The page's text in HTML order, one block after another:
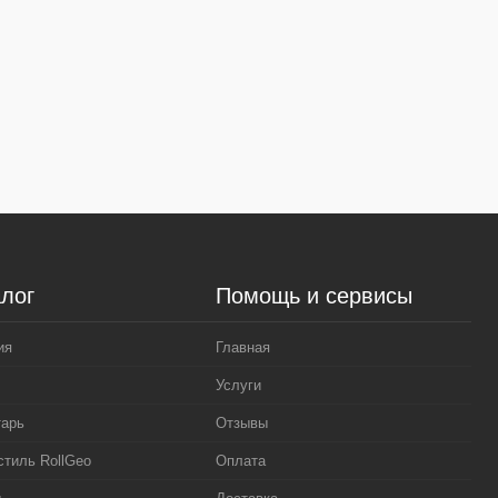
RollGeo
Помощь и сервисы
Главная
Услуги
Отзывы
Оплата